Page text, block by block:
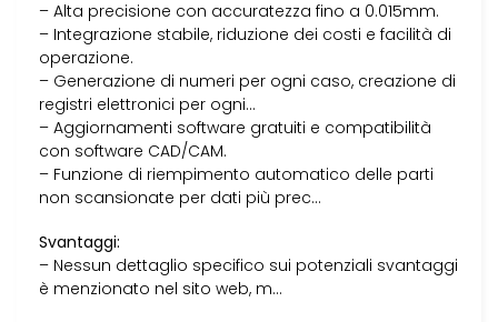
– Alta precisione con accuratezza fino a 0.015mm.
– Integrazione stabile, riduzione dei costi e facilità di
operazione.
– Generazione di numeri per ogni caso, creazione di
registri elettronici per ogni…
– Aggiornamenti software gratuiti e compatibilità
con software CAD/CAM.
– Funzione di riempimento automatico delle parti
non scansionate per dati più prec…
Svantaggi:
– Nessun dettaglio specifico sui potenziali svantaggi
è menzionato nel sito web, m…